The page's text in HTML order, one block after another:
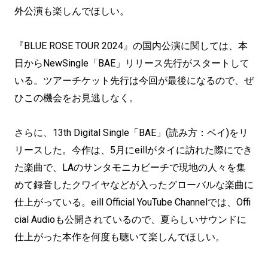
外公演も楽しんでほしい。
『BLUE ROSE TOUR 2024』の国内公演に関しては、本
日からNewSingle「BAE」リリース先行がスタートして
いる。ツアーチケット先行は今回が最後になるので、ぜ
ひこの機会をお見逃しなく。
さらに、13th Digital Single「BAE」(読み方：ベイ)をリ
リースした。今作は、5月にeillがタイに訪れた際にでき
た楽曲で、LAのサンタモニカビーチで現地の人々を集
めて録音したクワイヤなどが入ったグローバルな楽曲に
仕上がっている。eill Official YouTube Channelでは、Offi
cial Audioも公開されているので、夏らしいサウンドに
仕上がった本作を何度も聴いて楽しんでほしい。